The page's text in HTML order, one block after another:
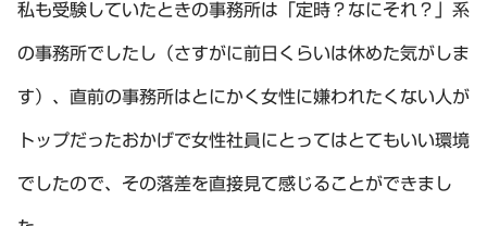
私も受験していたときの事務所は「定時？なにそれ？」系
の事務所でしたし（さすがに前日くらいは休めた気がしま
す）、直前の事務所はとにかく女性に嫌われたくない人が
トップだったおかげで女性社員にとってはとてもいい環境
でしたので、その落差を直接見て感じることができまし